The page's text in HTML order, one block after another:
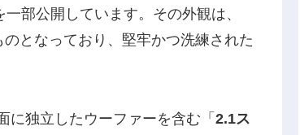
部公開しています。その外観は、
となっており、堅牢かつ洗練された
独立したウーファーを含む「 2.1ス